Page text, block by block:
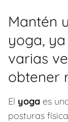
Mantén
yoga,
varias
obtener
El yoga es
posturas